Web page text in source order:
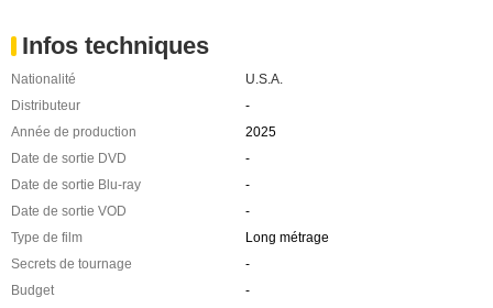
Infos techniques
Nationalité
U.S.A.
Distributeur
-
Année de production
2025
Date de sortie DVD
-
Date de sortie Blu-ray
-
Date de sortie VOD
-
Type de film
Long métrage
Secrets de tournage
-
Budget
-